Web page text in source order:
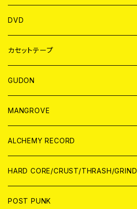
ANALOG
アパレル
BADGE
DVD
JAPAN
WORLD
カセットテープ
JAPAN
WORLD
GUDON
アパレル
PATCH
アナログ
DIGITAL CONTENTS
MANGROVE
ALCHEMY RECORD
CD
ANALOG
HARD CORE/CRUST/THRASH/GRIND
JAPAN
POST PUNK